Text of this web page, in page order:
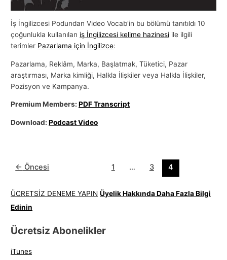
İş İngilizcesi Podundan Video Vocab'in bu bölümü tanıtıldı 10
çoğunlukla kullanılan iş İngilizcesi kelime hazinesi ile ilgili
terimler Pazarlama için İngilizce:
Pazarlama, Reklâm, Marka, Başlatmak, Tüketici, Pazar
araştırması, Marka kimliği, Halkla İlişkiler veya Halkla İlişkiler,
Pozisyon ve Kampanya.
Premium Members:PDF Transcript
Download:Podcast Video
← Öncesi 1 … 3 4
ÜCRETSİZ DENEME YAPIN Üyelik Hakkında Daha Fazla Bilgi
Edinin
Ücretsiz Abonelikler
iTunes